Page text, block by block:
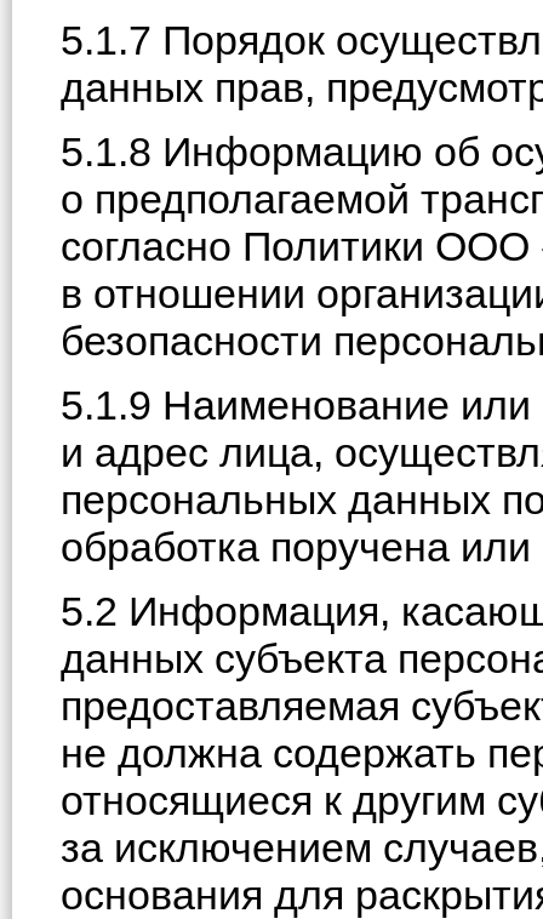
5.1.7 Порядок
данных прав,
5.1.8 Информацию об
о предполагаемой
согласно Политики
в отношении
безопасности
5.1.9 Наименование
и адрес лица,
персональных данных
обработка поручена
5.2 Информация,
данных субъекта
предоставляемая
не должна содержать
относящиеся к другим
за исключением
основания для